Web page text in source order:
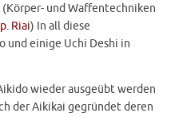
und Waffentechniken
Riai) In all diese
und einige Uchi Deshi in
wieder ausgeübt werden
der Aikikai gegründet deren